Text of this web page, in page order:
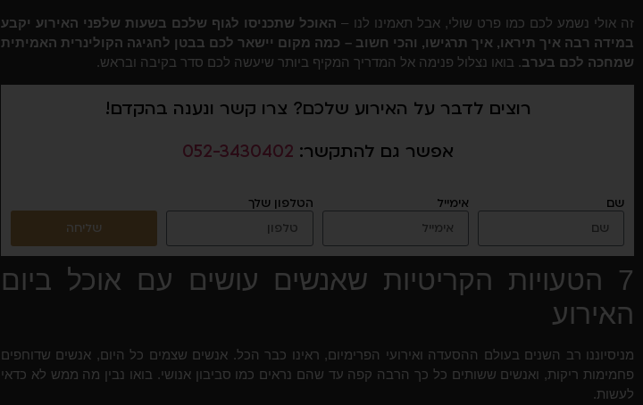
זה אולי נשמע לכם כמו פרט שולי, אבל תאמינו לנו – האוכל שתכניסו לגוף שלכם בשעות שלפני האירוע יקבע
במידה רבה איך תיראו, איך תרגישו, והכי חשוב – כמה מקום יישאר לכם בבטן לחגיגה הקולינרית האמיתית
שמחכה לכם בערב. בואו נצלול פנימה אל המדריך המקיף ביותר שיעשה לכם סדר בקיבה ובראש.
רוצים לדבר על האירוע שלכם? צרו קשר ונענה בהקדם!
אפשר גם להתקשר: 052-3430402
שם אימייל
הטלפון שלך
שליחה
7 הטעויות הקריטיות שאנשים עושים עם אוכל ביום
האירוע
מניסיוננו רב השנים בעולם ההסעדה ואירועי הפרימיום, ראינו כבר הכל. אנשים שצמים כל היום, אנשים שדוחפים
פחמימות ריקות, ואנשים ששותים כל כך הרבה קפה עד שהם נראים כמו סביבון אנושי. בואו נבין מה ממש לא כדאי
לעשות.